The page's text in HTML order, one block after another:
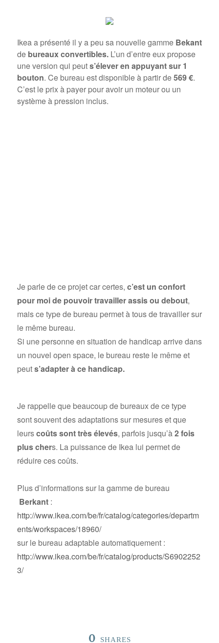
Ikea a présenté il y a peu sa nouvelle gamme Bekant
de bureaux convertibles. L’un d’entre eux propose
une version qui peuts’élever en appuyant sur 1
bouton. Ce bureau est disponible à partir de569 €.
C’est le prix à payer pour avoir un moteur ou un
système à pression inclus.
Je parle de ce projet car certes, c’est un confort
pour moi de pouvoir travailler assis ou debout,
mais ce type de bureau permet à tous de travailler sur
le même bureau.
Si une personne en situation de handicap arrive dans
un nouvel open space, le bureau reste le même et
peuts’adapter à ce handicap.
Je rappelle que beaucoup de bureaux de ce type
sont souvent des adaptations sur mesures et que
leurscoûts sont très élevés, parfois jusqu’à2 fois
plus chers. La puissance de Ikea lui permet de
réduire ces coûts.
Plus d’informations sur la gamme de bureau
Berkant :
http://www.ikea.com/be/fr/catalog/categories/departm
ents/workspaces/18960/
sur le bureau adaptable automatiquement :
http://www.ikea.com/be/fr/catalog/products/S6902252
3/
0 SHARES